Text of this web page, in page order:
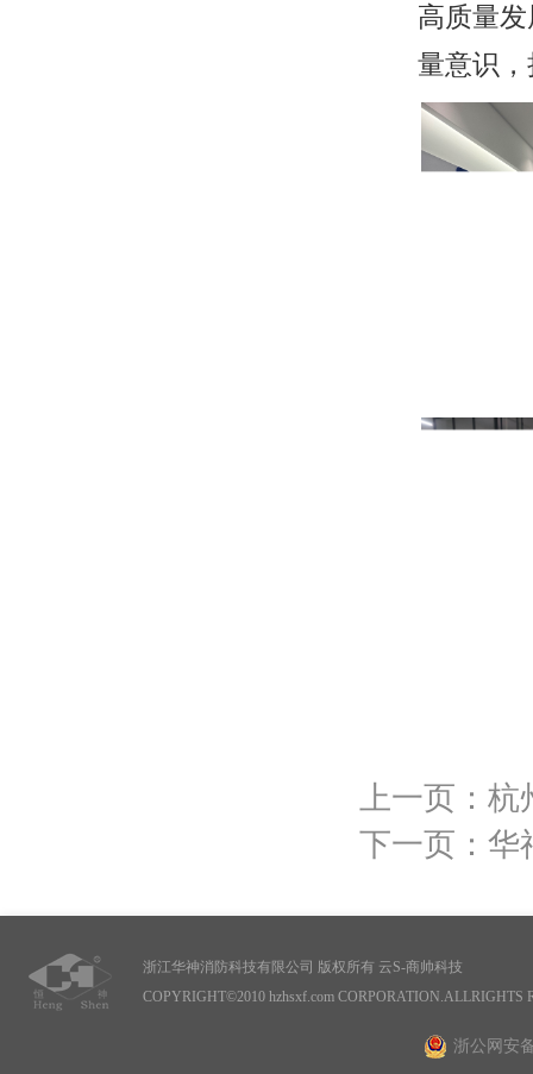
高质量
量意识
上一页：杭
下一页：华
浙江华神消防科技有限公司 版权所有 云S-商帅科技
COPYRIGHT©2010 hzhsxf.com CORPORATION.ALLRIGHTS
浙公网安